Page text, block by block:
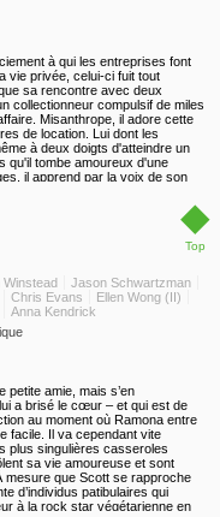
à qui les entreprises font
vie privée, celui-ci fuit tout
sa rencontre avec deux
collectionneur compulsif de miles
Misanthrope, il adore cette
de location. Lui dont les
à deux doigts d'atteindre un
qu'il tombe amoureux d'une
il apprend par la voix de son
vont pouvoir se
Ce qui risque
tant...
◆
Top
Winstead
Jason Schwartzman
Chris Evans
Ellen Wong (II)
Anna Kendrick
petite amie, mais s’en
a brisé le cœur – et qui est de
au moment où Ramona entre
facile. Il va cependant vite
plus singulières casseroles
sa vie amoureuse et sont
mesure que Scott se rapproche
d’individus patibulaires qui
à la rock star végétarienne en